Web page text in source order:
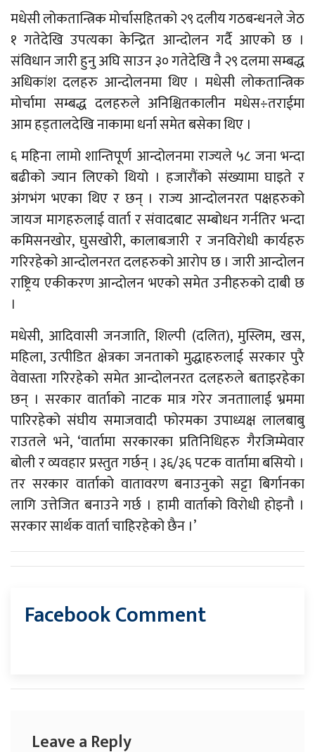
मधेसी लोकतान्त्रिक मोर्चासहितको २९ दलीय गठबन्धनले जेठ
१ गतेदेखि उपत्यका केन्द्रित आन्दोलन गर्दै आएको छ ।
संविधान जारी हुनु अघि साउन ३० गतेदेखि नै २९ दलमा सम्बद्ध
अधिकांश दलहरु आन्दोलनमा थिए । मधेसी लोकतान्त्रिक
मोर्चामा सम्बद्ध दलहरुले अनिश्चितकालीन मधेस÷तराईमा
आम हड्तालदेखि नाकामा धर्ना समेत बसेका थिए ।
६ महिना लामो शान्तिपूर्ण आन्दोलनमा राज्यले ५८ जना भन्दा
बढीको ज्यान लिएको थियो । हजारौंको संख्यामा घाइते र
अंगभंग भएका थिए र छन् । राज्य आन्दोलनरत पक्षहरुको
जायज मागहरुलाई वार्ता र संवादबाट सम्बोधन गर्नतिर भन्दा
कमिसनखोर, घुसखोरी, कालाबजारी र जनविरोधी कार्यहरु
गरिरहेको आन्दोलनरत दलहरुको आरोप छ । जारी आन्दोलन
राष्ट्रिय एकीकरण आन्दोलन भएको समेत उनीहरुको दाबी छ
।
मधेसी, आदिवासी जनजाति, शिल्पी (दलित), मुस्लिम, खस,
महिला, उत्पीडित क्षेत्रका जनताको मुद्धाहरुलाई सरकार पुरै
वेवास्ता गरिरहेको समेत आन्दोलनरत दलहरुले बताइरहेका
छन् । सरकार वार्ताको नाटक मात्र गरेर जनताालाई भ्रममा
पारिरहेको संघीय समाजवादी फोरमका उपाध्यक्ष लालबाबु
राउतले भने, ‘वार्तामा सरकारका प्रतिनिधिहरु गैरजिम्मेवार
बोली र व्यवहार प्रस्तुत गर्छन् । ३६/३६ पटक वार्तामा बसियो ।
तर सरकार वार्ताको वातावरण बनाउनुको सट्टा बिर्गानका
लागि उत्तेजित बनाउने गर्छ । हामी वार्ताको विरोधी होइनौ ।
सरकार सार्थक वार्ता चाहिरहेको छैन ।’
Facebook Comment
Leave a Reply